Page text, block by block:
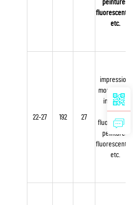
peintures
etc.
22-27 192 27
impression,
moulage par
injection,
films
fluorescents,
peintures
etc.